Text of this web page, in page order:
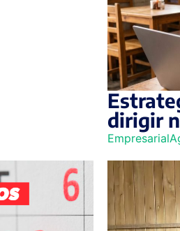
dirigir
Empresarial